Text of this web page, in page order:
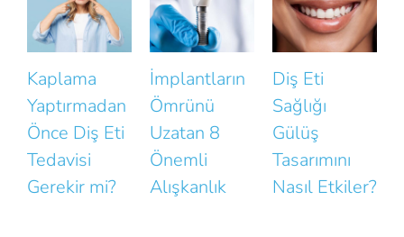
İmplantların
Ömrünü
Uzatan 8
Önemli
Alışkanlık
Diş Eti
Sağlığı
Gülüş
Tasarımını
Nasıl Etkiler?
Gülüşünüzün
Doğallığını
Bozan Küçük
Hatalar